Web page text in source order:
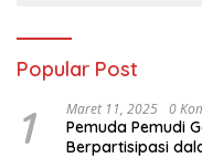
Popular Post
1 Maret 11, 2025 0
Pemuda Pemudi
Berpartisipasi